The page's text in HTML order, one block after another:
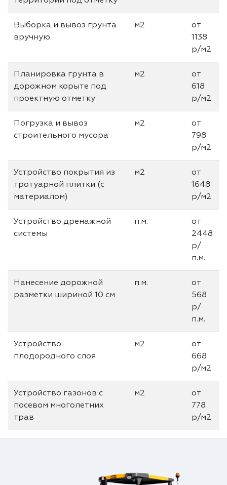
Выборка и вывоз грунта
вручную
м2
от
1138
р/м2
Планировка грунта в
дорожном корыте под
проектную отметку
м2
от
618
р/м2
Погрузка и вывоз
строительного мусора
м2
от
798
р/м2
Устройство покрытия из
тротуарной плитки (с
материалом)
м2
от
1648
р/м2
Устройство дренажной
системы
п.м.
от
2448
р/
п.м.
Нанесение дорожной
разметки шириной 10 см
п.м.
от
568
р/
п.м.
Устройство
плодородного слоя
м2
от
668
р/м2
Устройство газонов с
посевом многолетних
трав
м2
от
778
р/м2